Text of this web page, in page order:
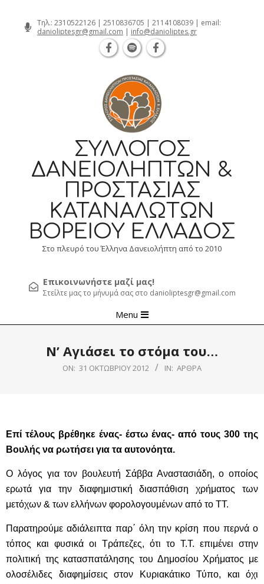
Τηλ.: 2310522126 | 2510836705 | 2114108039 | email:
danioliptesgr@gmail.com | info@danioliptes.gr
ΣΎΛΛΟΓΟΣ
ΔΑΝΕΙΟΛΗΠΤΏΝ &
ΠΡΟΣΤΑΣΊΑΣ
ΚΑΤΑΝΑΛΩΤΏΝ
ΒΟΡΕΊΟΥ ΕΛΛΆΔΟΣ
Στο πλευρό του Έλληνα Δανειολήπτη από το 2010
Επικοινωνήστε μαζί μας!
Στείλτε μας το μήνυμά σας στο danioliptesgr@gmail.com
Navigation
Menu
Ν’ Αγιάσει το στόμα του…
ON: 31 ΟΚΤΩΒΡΊΟΥ 2012 IN: ΆΡΘΡΑ
Επί τέλους βρέθηκε ένας- έστω ένας- από τους 300 της
Βουλής να ρωτήσει για τα αυτονόητα.
Ο λόγος για τον βουλευτή Σάββα Αναστασιάδη, ο οποίος
ερωτά για την διαφημιστική διασπάθιση χρήματος των
μετόχων & των ελλήνων φορολογουμένων από το ΤΤ.
Παρατηρούμε αδιάλειπτα παρ΄ όλη την κρίση που περνά ο
τόπος και φυσικά οι Τράπεζες, ότι το Τ.Τ. επιμένει στην
πολιτική της κατασπατάλησης του Δημοσίου Χρήματος με
ολοσέλιδες διαφημίσεις στον Κυριακάτικο Τύπο, και όχι